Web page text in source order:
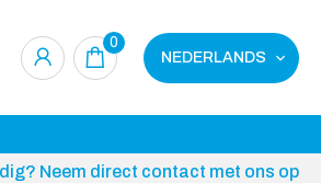
0
NEDERLANDS
Neem direct contact met ons op